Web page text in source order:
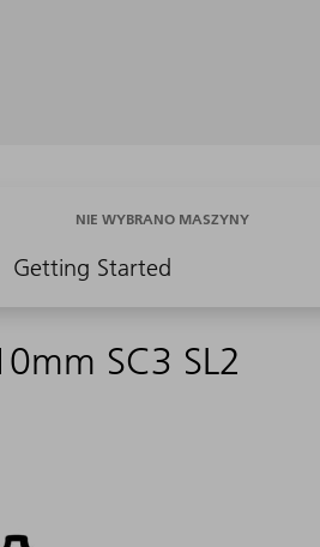
Getting Started
NIE WYBRANO MASZYNY
SC3 SL2